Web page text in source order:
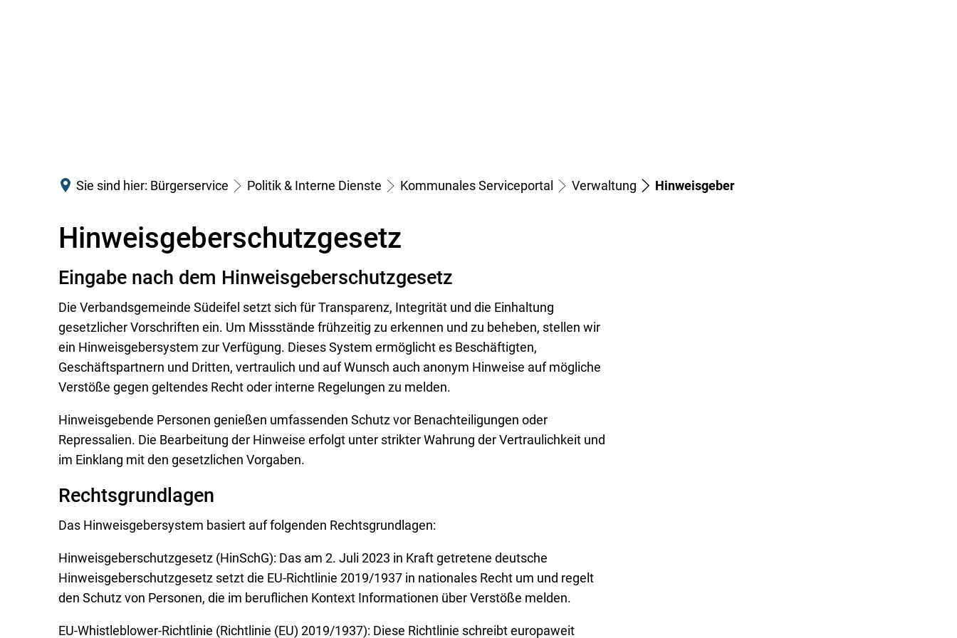
Sie sind hier: Bürgerservice Politik & Interne Dienste Kommunales Serviceportal Verwaltung Hinweisgeber
Hinweisgeberschutzgesetz
Eingabe nach dem Hinweisgeberschutzgesetz
Die Verbandsgemeinde Südeifel setzt sich für Transparenz, Integrität und die Einhaltung
gesetzlicher Vorschriften ein. Um Missstände frühzeitig zu erkennen und zu beheben, stellen wir
ein Hinweisgebersystem zur Verfügung. Dieses System ermöglicht es Beschäftigten,
Geschäftspartnern und Dritten, vertraulich und auf Wunsch auch anonym Hinweise auf mögliche
Verstöße gegen geltendes Recht oder interne Regelungen zu melden.
Hinweisgebende Personen genießen umfassenden Schutz vor Benachteiligungen oder
Repressalien. Die Bearbeitung der Hinweise erfolgt unter strikter Wahrung der Vertraulichkeit und
im Einklang mit den gesetzlichen Vorgaben.
Rechtsgrundlagen
Das Hinweisgebersystem basiert auf folgenden Rechtsgrundlagen:
Hinweisgeberschutzgesetz (HinSchG): Das am 2. Juli 2023 in Kraft getretene deutsche
Hinweisgeberschutzgesetz setzt die EU-Richtlinie 2019/1937 in nationales Recht um und regelt
den Schutz von Personen, die im beruflichen Kontext Informationen über Verstöße melden.
EU-Whistleblower-Richtlinie (Richtlinie (EU) 2019/1937): Diese Richtlinie schreibt europaweit